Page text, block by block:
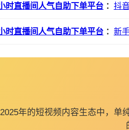
时直播间人气自助下单平台 ： 抖
时直播间人气自助下单平台 ： 新
年的短视频内容生态中，单